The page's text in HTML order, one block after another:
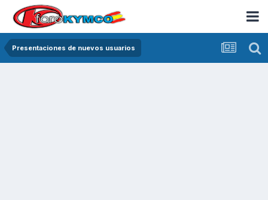
Presentaciones de nuevos usuarios